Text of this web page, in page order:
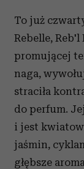
To już
Rebelle,
promującej
naga,
straciła
do perfum.
i jest
jaśmin,
głębsze